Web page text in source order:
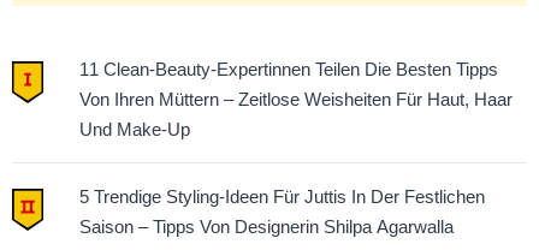
11 Clean-Beauty-Expertinnen Teilen Die Besten Tipps
Von Ihren Müttern – Zeitlose Weisheiten Für Haut, Haar
Und Make-Up
5 Trendige Styling-Ideen Für Juttis In Der Festlichen
Saison – Tipps Von Designerin Shilpa Agarwalla